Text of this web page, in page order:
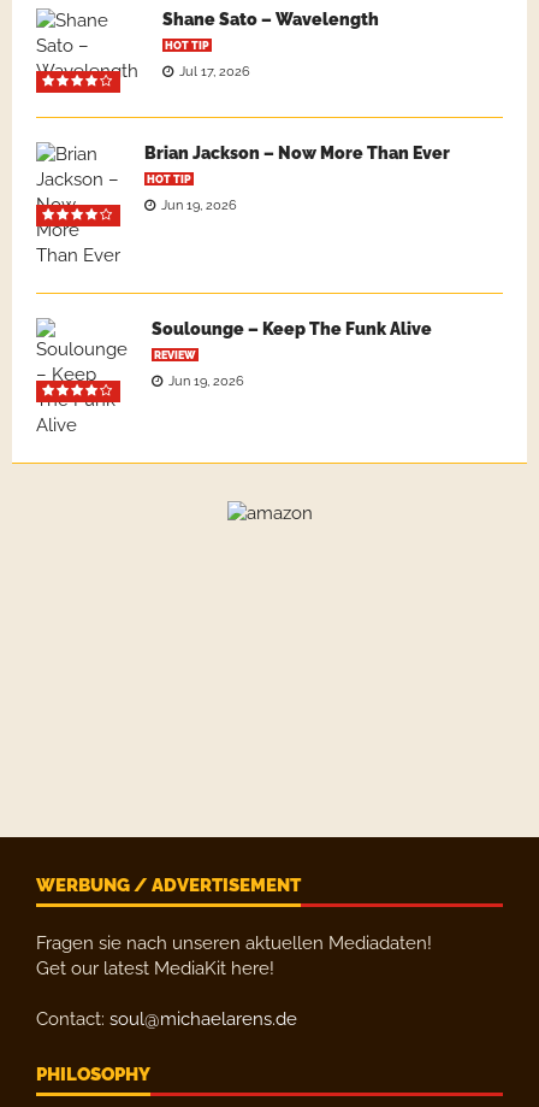
Shane Sato – Wavelength
HOT TIP
Jul 17, 2026
Brian Jackson – Now More Than Ever
HOT TIP
Jun 19, 2026
Soulounge – Keep The Funk Alive
REVIEW
Jun 19, 2026
WERBUNG / ADVERTISEMENT
Fragen sie nach unseren aktuellen Mediadaten!
Get our latest MediaKit here!
Contact: soul@michaelarens.de
PHILOSOPHY